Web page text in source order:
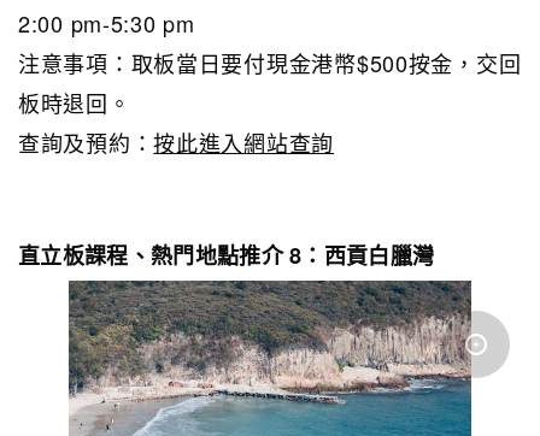
2:00 pm-5:30 pm
注意事項：取板當日要付現金港幣$500按金，交回
板時退回。
查詢及預約：按此進入網站查詢
直立板課程、熱門地點推介 8：西貢白臘灣